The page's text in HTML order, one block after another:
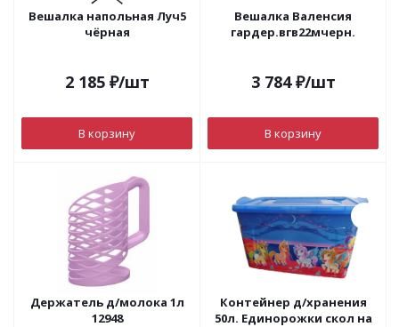
Вешалка напольная Луч5
чёрная
2 185₽/шт
В корзину
Вешалка Валенсия
гардер.вгв22мчерн.
3 784₽/шт
В корзину
Держатель д/молока 1л
12948
Контейнер д/хранения
50л. Единорожки скол на